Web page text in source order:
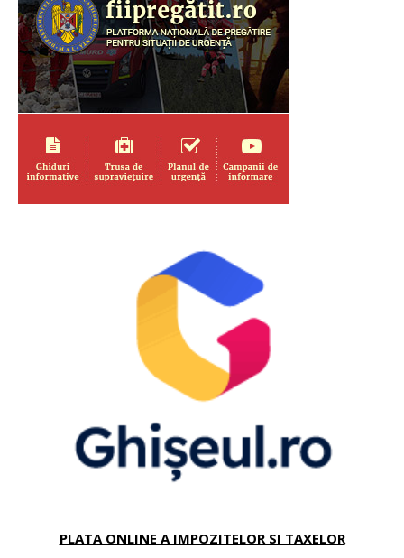
PLATA ONLINE A IMPOZITELOR SI TAXELOR